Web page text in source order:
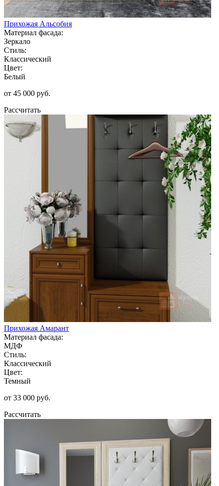
Прихожая Альсобия
Материал фасада:
Зеркало
Стиль:
Классический
Цвет:
Белый
от 45 000 руб.
Рассчитать
Прихожая Амарант
Материал фасада:
МДФ
Стиль:
Классический
Цвет:
Темный
от 33 000 руб.
Рассчитать